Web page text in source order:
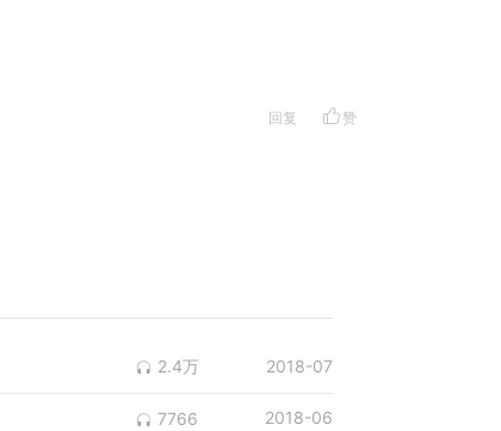
回复 赞
2.4万 2018-07
7766 2018-06